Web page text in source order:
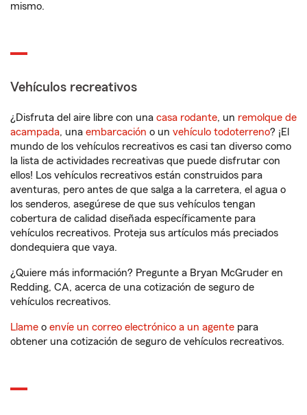
mismo.
Vehículos recreativos
¿Disfruta del aire libre con una casa rodante, un remolque de
acampada, una embarcación o un vehículo todoterreno? ¡El
mundo de los vehículos recreativos es casi tan diverso como
la lista de actividades recreativas que puede disfrutar con
ellos! Los vehículos recreativos están construidos para
aventuras, pero antes de que salga a la carretera, el agua o
los senderos, asegúrese de que sus vehículos tengan
cobertura de calidad diseñada específicamente para
vehículos recreativos. Proteja sus artículos más preciados
dondequiera que vaya.
¿Quiere más información? Pregunte a Bryan McGruder en
Redding, CA, acerca de una cotización de seguro de
vehículos recreativos.
Llame o envíe un correo electrónico a un agente para
obtener una cotización de seguro de vehículos recreativos.